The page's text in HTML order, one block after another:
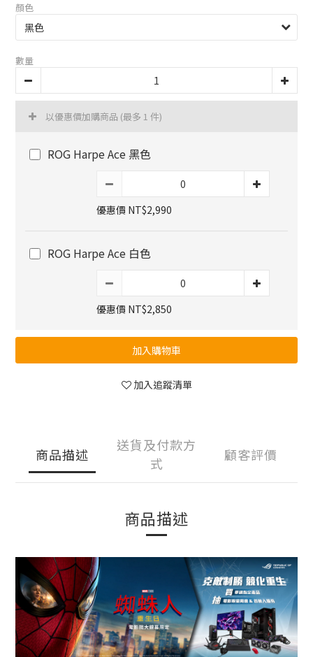
顏色
數量
以優惠價加購商品 (最多 1 件)
ROG Harpe Ace 黑色
優惠價 NT$2,990
ROG Harpe Ace 白色
優惠價 NT$2,850
加入購物車
加入追蹤清單
商品描述
送貨及付款方
式
顧客評價
商品描述